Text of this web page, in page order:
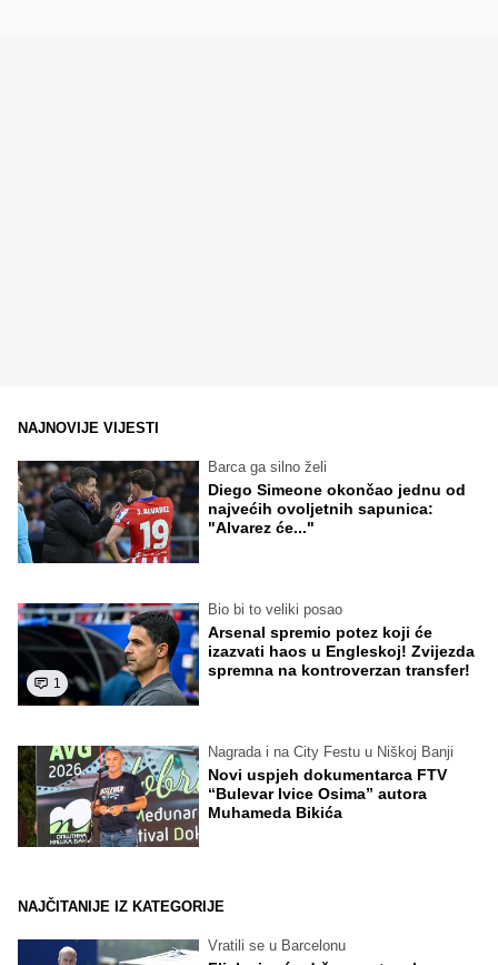
NAJNOVIJE VIJESTI
Barca ga silno želi
Diego Simeone okončao jednu od
najvećih ovoljetnih sapunica:
"Alvarez će..."
1
Bio bi to veliki posao
Arsenal spremio potez koji će
izazvati haos u Engleskoj! Zvijezda
spremna na kontroverzan transfer!
Nagrada i na City Festu u Niškoj Banji
Novi uspjeh dokumentarca FTV
“Bulevar Ivice Osima” autora
Muhameda Bikića
NAJČITANIJE IZ KATEGORIJE
Vratili se u Barcelonu